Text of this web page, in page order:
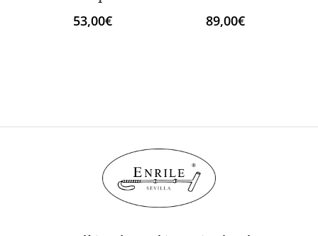
53,00€ 89,00€